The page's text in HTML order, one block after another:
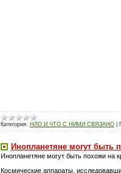
Категория: НЛО И ЧТО С НИМИ СВЯЗАНО
Инопланетяне могут быть
Инопланетяне могут быть похожи на
Космические аппараты,